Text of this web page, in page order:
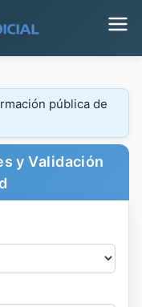
pública de
y Validación